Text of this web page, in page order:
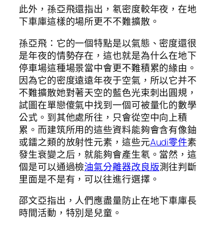
此外，孫亞飛還指出，氡密度較年夜，在地
下車庫這樣的場所更不不難擴散。
孫亞飛：它的一個特點是以氣態、密度還很
是年夜的情勢存在，這也就是為什么在地下
停車場這種場景當中會更不難積累的緣由。
因為它的密度遠遠年夜于空氣，所以它并不
不難擴散她對著天空的藍色光束刺出圓規，
試圖在單戀傻氣中找到一個可被量化的數學
公式。到其他處所往，只會從空中向上積
累。而建筑所用的這些資料能夠會含有像鈾
或鐳之類的放射性元素，這些元Audi零件素
發生衰變之后，就能夠會產生氡。當然，這
個是可以通過檢油氣分離器改良版測往判斷
里面是不是有，可以往進行選擇。
邵文亞指出，人們應盡量防止在地下車庫長
時間活動，特別是兒童。